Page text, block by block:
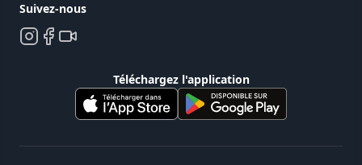
Suivez-nous
Téléchargez l'application